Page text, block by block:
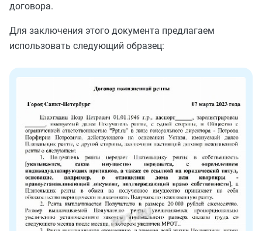
договора.
Для заключения этого документа предлагаем
использовать следующий образец: